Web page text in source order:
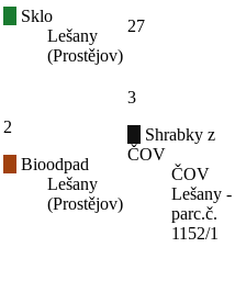
Sklo
Lešany
(Prostějov)
27
2
Bioodpad
Lešany
(Prostějov)
3
Shrabky z
ČOV
ČOV
Lešany -
parc.č.
1152/1